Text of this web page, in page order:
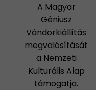
A Magyar
Géniusz
Vándorkiállítás
megvalósítását
a Nemzeti
Kulturális Alap
támogatja.